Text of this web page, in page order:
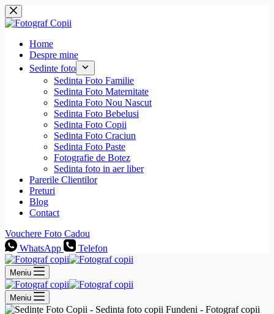
Sari
la
conținut
Home
Despre mine
Sedinte foto
Sedinta Foto Familie
Sedinta Foto Maternitate
Sedinta Foto Nou Nascut
Sedinta Foto Bebelusi
Sedinta Foto Copii
Sedinta Foto Craciun
Sedinta Foto Paste
Fotografie de Botez
Sedinta foto in aer liber
Parerile Clientilor
Preturi
Blog
Contact
Vouchere Foto Cadou
WhatsApp
Telefon
Meniu
Meniu